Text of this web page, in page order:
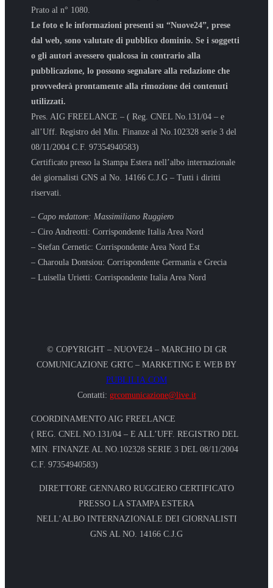
Prato al n° 1080.
Le foto e le informazioni presenti su “Nuove24”, prese
dal web, sono valutate di pubblico dominio. Se i soggetti
o gli autori avessero qualcosa in contrario alla
pubblicazione, lo possono segnalare alla redazione che
provvederà prontamente alla rimozione dei contenuti
utilizzati.
Pres. AIG FREELANCE – ( Reg. CNEL No.131/04 – e
all’Uff. Registro del Min. Finanze al No.102328 serie 3 del
08/11/2004 C.F. 97354940583)
Certificato presso la Stampa Estera nell’albo internazionale
dei giornalisti GNS al No. 14166 C.J.G – Tutti i diritti
riservati.
– Capo redattore: Massimiliano Ruggiero
– Ciro Andreotti: Corrispondente Italia Area Nord
– Stefan Cernetic: Corrispondente Area Nord Est
– Charoula Dontsiou: Corrispondente Germania e Grecia
– Luisella Urietti: Corrispondente Italia Area Nord
© COPYRIGHT – NUOVE24 – MARCHIO DI GR
COMUNICAZIONE GRTC – MARKETING E WEB BY
PUBLILIA.COM
Contatti: grcomunicazione@live.it
COORDINAMENTO AIG FREELANCE
( REG. CNEL NO.131/04 – E ALL’UFF. REGISTRO DEL
MIN. FINANZE AL NO.102328 SERIE 3 DEL 08/11/2004
C.F. 97354940583)
DIRETTORE GENNARO RUGGIERO CERTIFICATO
PRESSO LA STAMPA ESTERA
NELL’ALBO INTERNAZIONALE DEI GIORNALISTI
GNS AL NO. 14166 C.J.G